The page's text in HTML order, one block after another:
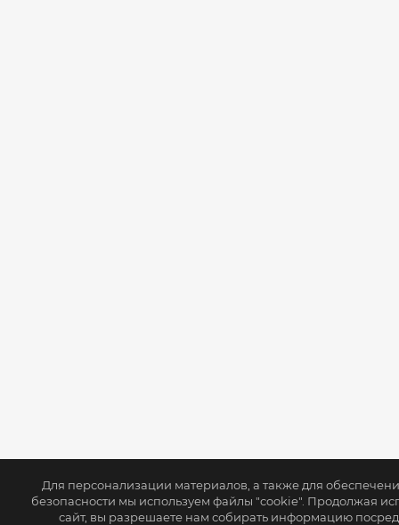
Для персонализации материалов, а также для
безопасности мы используем файлы "cookie". Продолжая
сайт, вы разрешаете нам собирать информацию